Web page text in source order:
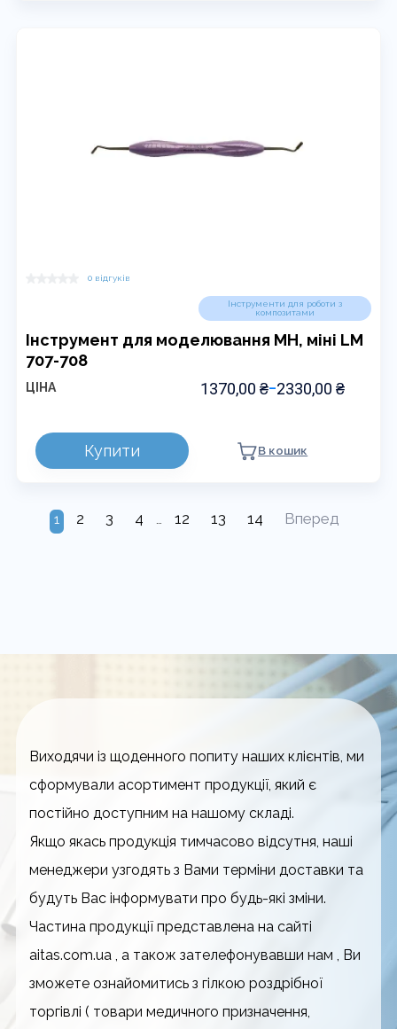
0 відгуків
Інструмент для моделювання MH, міні LM
707-708
Інструменти для роботи з
композитами
ЦІНА 1370,00 ₴–2330,00 ₴
ДІАПАЗОН
Купити В кошик
Цей
товар
варіантів.
Параметри
1 2 3 4 … 12 13 14 Вперед
Виходячи із щоденного попиту наших клієнтів, ми
сформували асортимент продукції, який є
постійно доступним на нашому складі.
Якщо якась продукція тимчасово відсутня, наші
менеджери узгодять з Вами терміни доставки та
будуть Вас інформувати про будь-які зміни.
Частина продукції представлена на сайті
aitas.com.ua , а також зателефонувавши нам , Ви
зможете ознайомитись з гілкою роздрібної
торгівлі ( товари медичного призначення,